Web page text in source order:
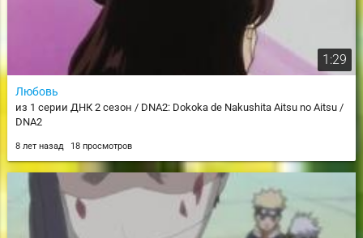
1:29
Любовь
из 1 серии ДНК 2 сезон / DNA2: Dokoka de Nakushita Aitsu no Aitsu /
DNA2
8 лет назад 18 просмотров